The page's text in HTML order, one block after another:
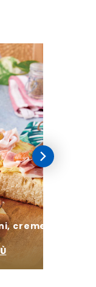
creme e paté